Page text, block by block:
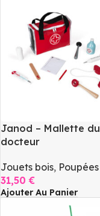
Janod – Mallette du
docteur
Jouets bois, Poupées
31,50€
Ajouter Au Panier